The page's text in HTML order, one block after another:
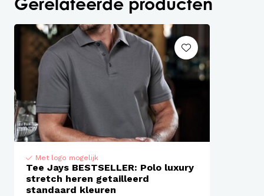
Nekband
Net afegewerkte knoopsluiting
Getailleerd model
Ook beschikbaar in trendkleuren
Met logo mogelijk
Tee Jays BESTSELLER: Polo luxury
stretch heren getailleerd
standaard kleuren